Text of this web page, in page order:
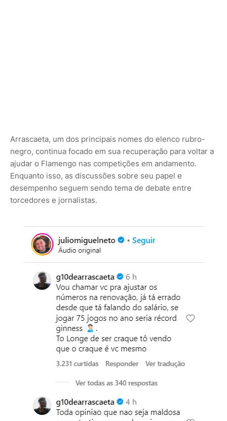
Arrascaeta, um dos principais nomes do elenco rubro-
negro, continua focado em sua recuperação para voltar a
ajudar o Flamengo nas competições em andamento.
Enquanto isso, as discussões sobre seu papel e
desempenho seguem sendo tema de debate entre
torcedores e jornalistas.